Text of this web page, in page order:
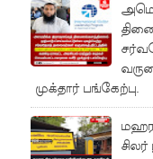
முக்தார் பங்கேற்பு.
மஹர